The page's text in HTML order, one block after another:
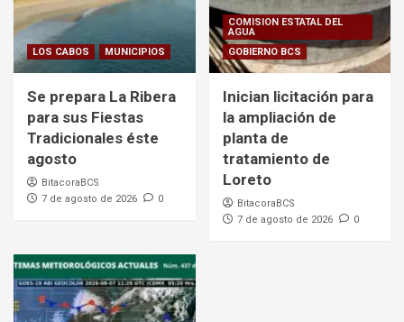
LOS CABOS MUNICIPIOS
Se prepara La Ribera
para sus Fiestas
Tradicionales éste
agosto
BitacoraBCS
7 de agosto de 2026
0
COMISION ESTATAL DEL
AGUA
GOBIERNO BCS
Inician licitación para
la ampliación de
planta de
tratamiento de
Loreto
BitacoraBCS
7 de agosto de 2026
0